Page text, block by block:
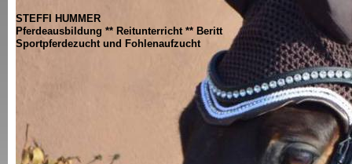
STEFFI HUMMER
Pferdeausbildung ** Reitunterricht ** Beritt
Sportpferdezucht und Fohlenaufzucht